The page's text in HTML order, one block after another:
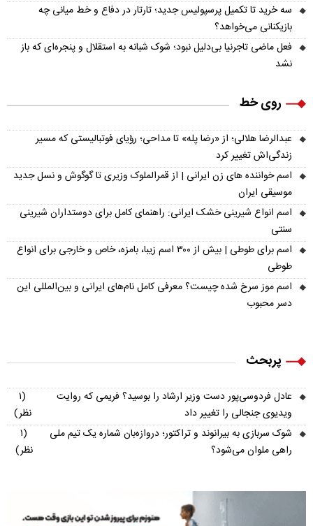
سه خرید تا تکمیل پرسپولیس جدید؛ تارتار در دفاع و خط میانی چه
بازیکنانی می‌خواهد؟
فعل ماضی تاجرنیا بی‌دلیل نبود؛ شوک شبانه به استقلال و پنجره‌ای که باز
نشد
روی خط
عبدالرضا هلالی؛ از «رضا پله» تا مداحی؛ رؤیای فوتبالیستی که مسیر
زندگی‌اش تغییر کرد
اسم خواننده های زن ایرانی | از قمرالملوک وزیری تا گوگوش و نسل جدید
موسیقی ایران
اسم انواع شیرینی خشک ایرانی: راهنمای کامل برای دوستداران شیرینی
سنتی
اسم برای طوطی | بیش از ۳۰۰ اسم زیبا، بامزه، خاص و خارجی برای انواع
طوطی
اسم موز سرخ شده چیست؟ معرفی کامل نام‌های ایرانی و بین‌المللی این
دسر محبوب
پربحث
عادل فردوسی‌پور دست وزیر ارشاد را بوسید؟ فریمی که روایت
ویدیوی جنجالی را تغییر داد
(۱
نظر)
شوک سربازی به بیرانوند و تراکتور؛ دروازه‌بان شماره یک تیم ملی
راهی ملوان می‌شود؟
(۱
نظر)